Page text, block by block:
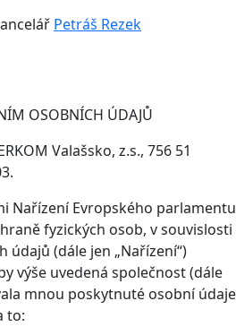
Petráš Rezek
OSOBNÍCH ÚDAJŮ
Valašsko, z.s., 756 51
Nařízení Evropského parlamentu
fyzických osob, v souvislosti
údajů (dále jen „Nařízení“)
výše uvedená společnost (dále
mnou poskytnuté osobní údaje
to: